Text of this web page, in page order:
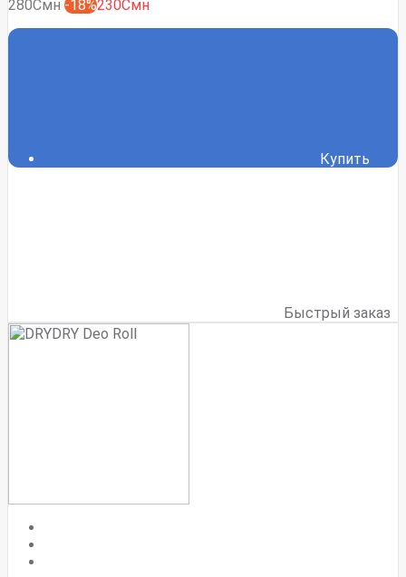
280Смн -18%230Смн
Купить
Быстрый заказ